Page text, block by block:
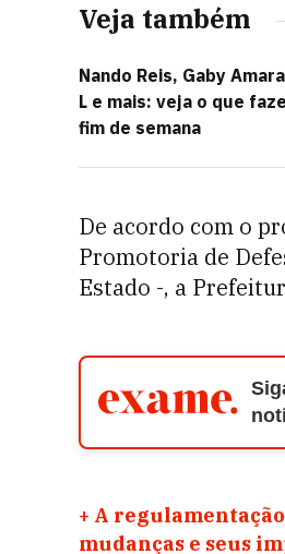
Veja também
Nando Reis, Gaby
L e mais: veja o que
fim de semana
De acordo com o
Promotoria de
Estado -, a
+ A
mudanças e seus